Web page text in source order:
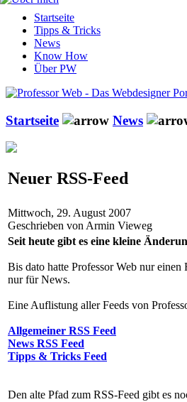
Startseite
Tipps & Tricks
News
Know How
Über PW
Startseite News
Neuer RSS-Feed
Mittwoch, 29. August 2007
Geschrieben von Armin Vieweg
Seit heute gibt es eine kleine
Bis dato hatte Professor Web nur
nur für News.
Eine Auflistung aller Feeds von
Allgemeiner RSS Feed
News RSS Feed
Tipps & Tricks Feed
Den alte Pfad zum RSS-Feed gibt es